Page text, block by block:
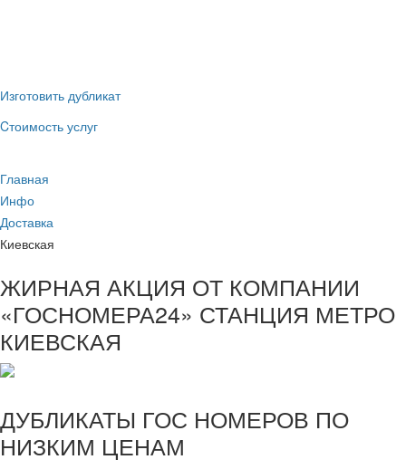
Изготовить дубликат
Cтоимость услуг
Главная
Инфо
Доставка
Киевская
ЖИРНАЯ АКЦИЯ ОТ КОМПАНИИ
«ГОСНОМЕРА24» СТАНЦИЯ МЕТРО
КИЕВСКАЯ
ДУБЛИКАТЫ ГОС НОМЕРОВ ПО
НИЗКИМ ЦЕНАМ